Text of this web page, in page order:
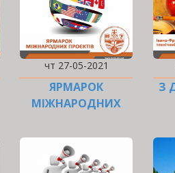
чт 27-05-2021
ЯРМАРОК
МІЖНАРОДНИХ
З